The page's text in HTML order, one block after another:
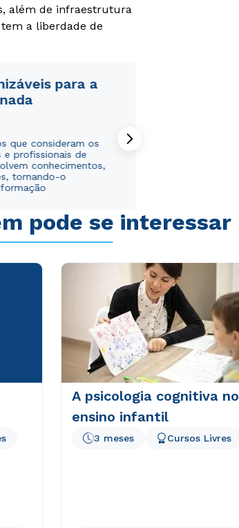
além de infraestrutura
a liberdade de
para a
que consideram os
e profissionais de
conhecimentos,
tornando-o
pode se interessar
A psicologia cognitiva no
ensino infantil
3 meses Cursos Livres
ou
dados sejam utilizados para o
ou
dados sejam utilizados para o